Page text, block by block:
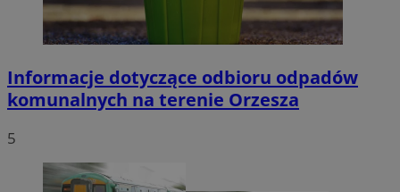
Informacje dotyczące odbioru odpadów
komunalnych na terenie Orzesza
5